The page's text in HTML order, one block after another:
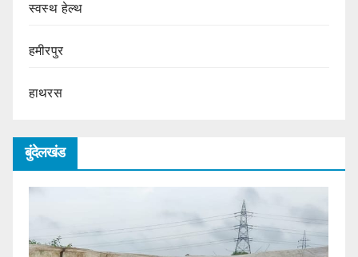
स्वस्थ हेल्थ
हमीरपुर
हाथरस
बुंदेलखंड